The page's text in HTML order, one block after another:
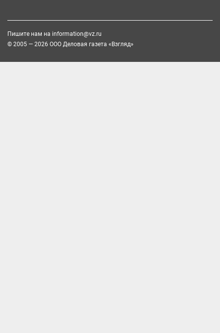
Пишите нам на information@vz.ru
© 2005 — 2026 ООО Деловая газета «Взгляд»